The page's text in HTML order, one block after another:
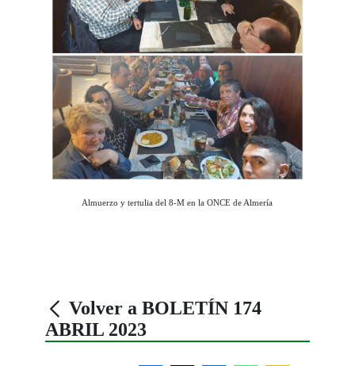
Almuerzo y tertulia del 8-M en la ONCE de Almería
Volver a BOLETÍN 174
ABRIL 2023